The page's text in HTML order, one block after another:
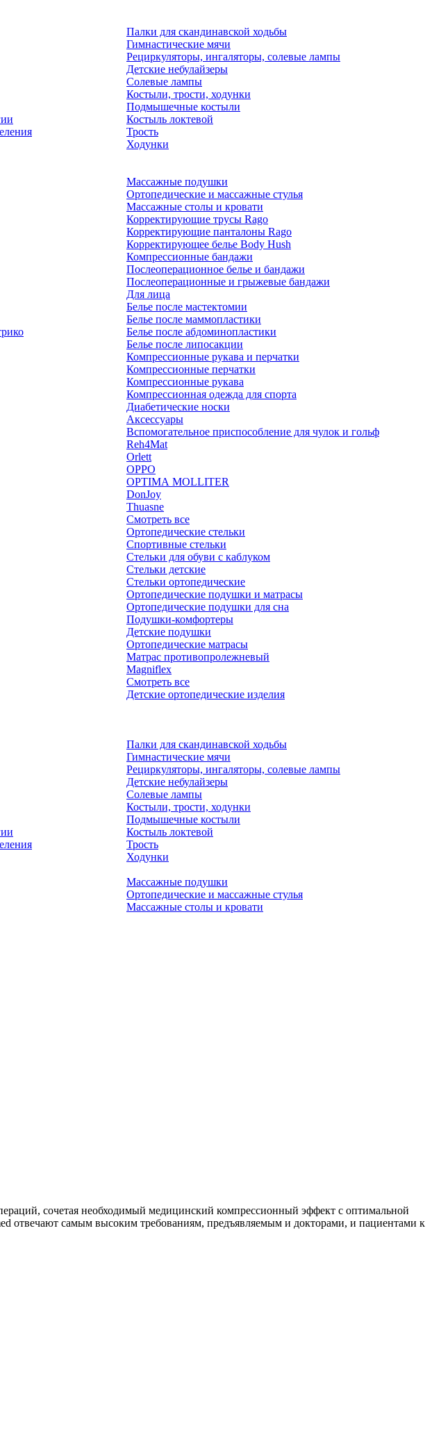
Палки для скандинавской ходьбы
Гимнастические мячи
Рециркуляторы, ингаляторы, солевые лампы
Детские небулайзеры
Солевые лампы
Костыли, трости, ходунки
Подмышечные костыли
Костыль локтевой
Трость
Ходунки
Массажные подушки
Ортопедические и массажные стулья
Массажные столы и кровати
Корректирующие трусы Rago
Корректирующие панталоны Rago
Корректирующее белье Body Hush
Компрессионные бандажи
Послеоперационное белье и бандажи
Послеоперационные и грыжевые бандажи
Для лица
Белье после мастектомии
Белье после маммопластики
Белье после абдоминопластики
Белье после липосакции
Компрессионные рукава и перчатки
Компрессионные перчатки
Компрессионные рукава
Компрессионная одежда для спорта
Диабетические носки
Аксессуары
Вспомогательное приспособление для чулок и гольф
Reh4Mat
Orlett
OPPO
OPTIMA MOLLITER
DonJoy
Thuasne
Смотреть все
Ортопедические стельки
Спортивные стельки
Стельки для обуви с каблуком
Стельки детские
Стельки ортопедические
Ортопедические подушки и матрасы
Ортопедические подушки для сна
Подушки-комфортеры
Детские подушки
Ортопедические матрасы
Матрас противопролежневый
Magniflex
Смотреть все
Детские ортопедические изделия
Палки для скандинавской ходьбы
Гимнастические мячи
Рециркуляторы, ингаляторы, солевые лампы
Детские небулайзеры
Солевые лампы
Костыли, трости, ходунки
Подмышечные костыли
Костыль локтевой
Трость
Ходунки
Массажные подушки
Ортопедические и массажные стулья
Массажные столы и кровати
сочетая необходимый медицинский компрессионный эффект с оптимальной
отвечают самым высоким требованиям, предъявляемым и докторами, и пациентами к